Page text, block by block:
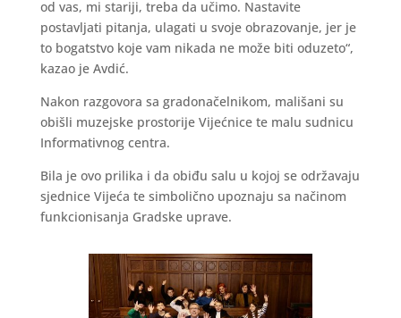
od vas, mi stariji, treba da učimo. Nastavite
postavljati pitanja, ulagati u svoje obrazovanje, jer je
to bogatstvo koje vam nikada ne može biti oduzeto“,
kazao je Avdić.
Nakon razgovora sa gradonačelnikom, mališani su
obišli muzejske prostorije Vijećnice te malu sudnicu
Informativnog centra.
Bila je ovo prilika i da obiđu salu u kojoj se održavaju
sjednice Vijeća te simbolično upoznaju sa načinom
funkcionisanja Gradske uprave.